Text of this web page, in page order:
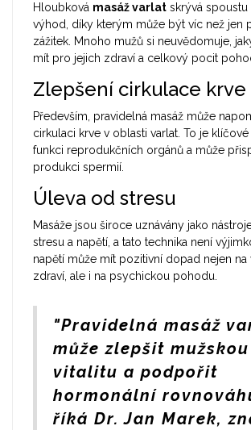
Hloubková masáž varlat skrývá
výhod, díky kterým může být víc než jen
zážitek. Mnoho mužů si neuvědomuje,
mít pro jejich zdraví a celkový pocit
Zlepšení cirkulace krve
Především, pravidelná masáž může
cirkulaci krve v oblasti varlat. To je
funkci reprodukčních orgánů a může
produkci spermií.
Úleva od stresu
Masáže jsou široce uznávány jako
stresu a napětí, a tato technika není
napětí může mít pozitivní dopad nejen na
zdraví, ale i na psychickou pohodu.
"Pravidelná masáž
může zlepšit mužskou
vitalitu a podpořit
hormonální
říká Dr. Jan Marek,